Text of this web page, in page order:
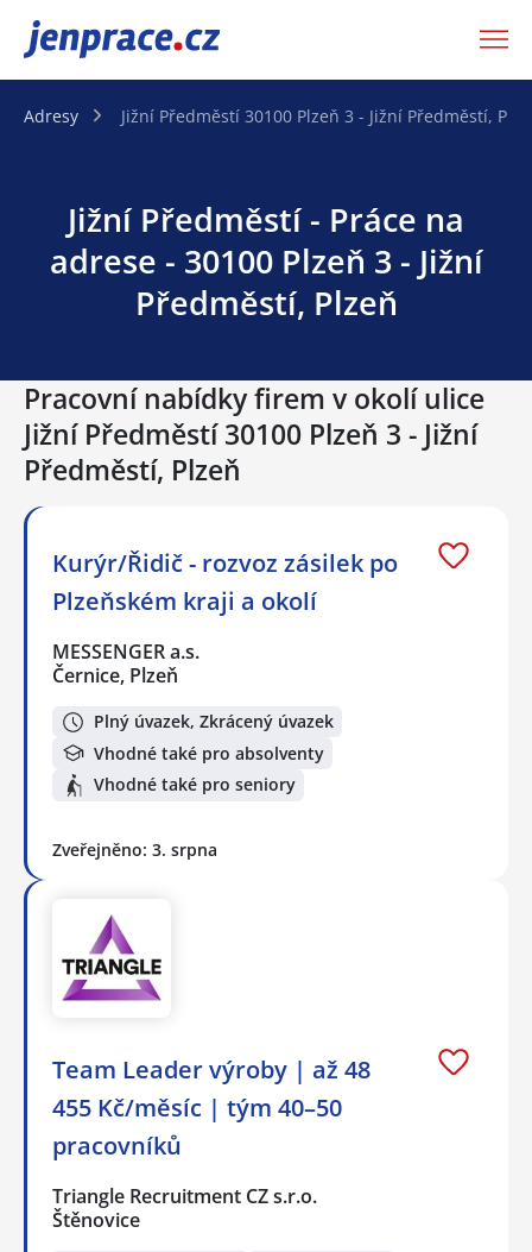
JenPráce.cz
Adresy Jižní Předměstí 30100 Plzeň 3 - Jižní Předměstí,
Jižní Předměstí - Práce na
adrese - 30100 Plzeň 3 - Jižní
Předměstí, Plzeň
Pracovní nabídky firem v okolí ulice
Jižní Předměstí 30100 Plzeň 3 - Jižní
Předměstí, Plzeň
Kurýr/Řidič - rozvoz zásilek po
Plzeňském kraji a okolí
MESSENGER a.s.
Černice, Plzeň
Plný úvazek, Zkrácený úvazek
Vhodné také pro absolventy
Vhodné také pro seniory
Zveřejněno: 3. srpna
Team Leader výroby | až 48
455 Kč/měsíc | tým 40–50
pracovníků
Triangle Recruitment CZ s.r.o.
Štěnovice